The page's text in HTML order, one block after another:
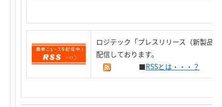
ロジテック「プレスリリース（新製品
配信しております。
■RSSとは・・・？